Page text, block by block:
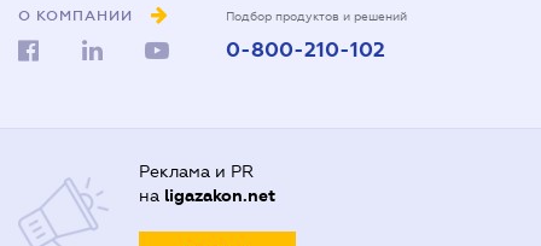
О КОМПАНИИ Подбор продуктов и решений
0-800-210-102
Реклама и PR
на ligazakon.net